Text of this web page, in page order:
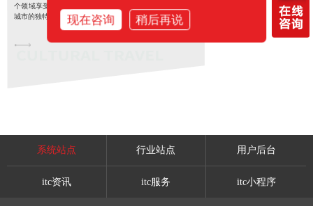
个领域享受极致体验，全面打造属于
城市的独特文旅标识。
文旅机场、地铁、高铁、码头建设方案
系统站点 行业站点 用户后台
itc资讯 itc服务 itc小程序
现在咨询 稍后再说